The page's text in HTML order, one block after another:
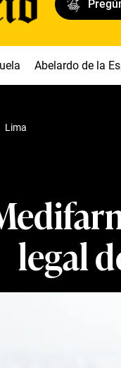
Abelardo de la
Lima
legal